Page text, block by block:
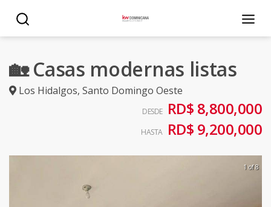
🏡 Casas modernas listas
Los Hidalgos, Santo Domingo Oeste
DESDE RD$ 8,800,000
HASTA RD$ 9,200,000
1 of 8